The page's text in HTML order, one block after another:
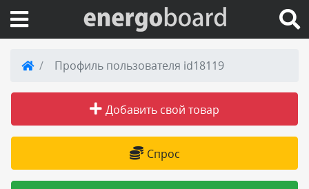
Вход на сайт
Поиск по сайту
Публикации
Справка
Профиль пользователя id18119
Добавить свой товар
Спрос